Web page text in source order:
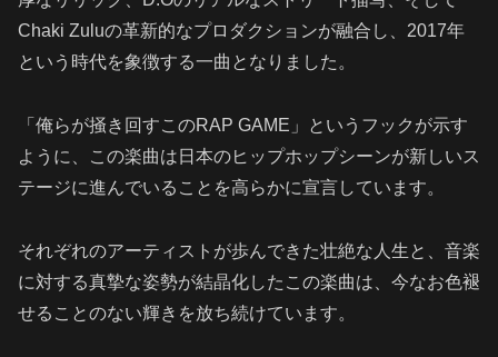
Chaki Zuluの革新的なプロダクションが融合し、2017年
という時代を象徴する一曲となりました。
「俺らが掻き回すこのRAP GAME」というフックが示す
ように、この楽曲は日本のヒップホップシーンが新しいス
テージに進んでいることを高らかに宣言しています。
それぞれのアーティストが歩んできた壮絶な人生と、音楽
に対する真摯な姿勢が結晶化したこの楽曲は、今なお色褪
せることのない輝きを放ち続けています。